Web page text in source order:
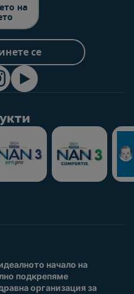
на
се
се към
Baby Club
начало на
подкрепяме
организация за